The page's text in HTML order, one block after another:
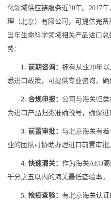
化领域供应链服务近20年。2017
理（北京）有限公司，可提供完备
当年生命科学领域相关产品进口
势：
1. 前期咨询： 拥有从业20年
悉进口政策，可提供专业咨询，确
2. 合规申报： 公司与海关归
为进口产品归类准确税号，确保进
3. 前置审批： 与北京海关有
业的团队可协助办理进口前置审批
4. 快速清关： 作为海关AEO
千分之五以内的海关最低查验率。
5. 检疫查验： 有北京海关认